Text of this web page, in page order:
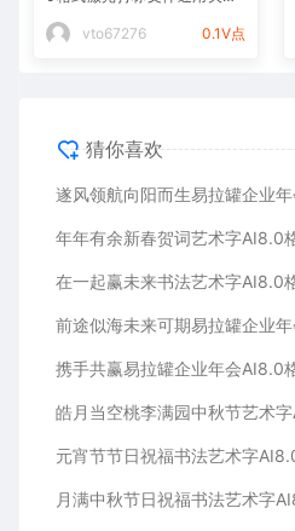
vto67276
0.1V点
猜你喜欢